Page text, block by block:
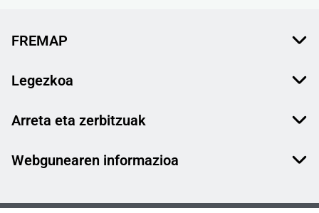
FREMAP
Legezkoa
Arreta eta zerbitzuak
Webgunearen informazioa